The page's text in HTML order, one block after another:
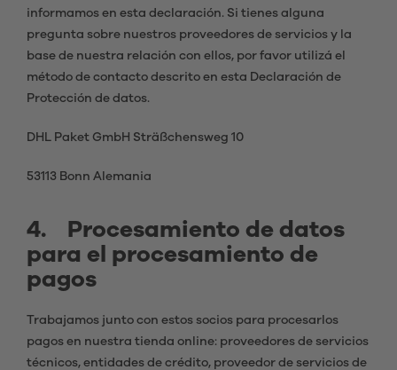
informamos en esta declaración. Si tienes alguna
pregunta sobre nuestros proveedores de servicios y la
base de nuestra relación con ellos, por favor utilizá el
método de contacto descrito en esta Declaración de
Protección de datos.
DHL Paket GmbH Sträßchensweg 10
53113 Bonn Alemania
4. Procesamiento de datos
para el procesamiento de
pagos
Trabajamos junto con estos socios para procesarlos
pagos en nuestra tienda online: proveedores de servicios
técnicos, entidades de crédito, proveedor de servicios de